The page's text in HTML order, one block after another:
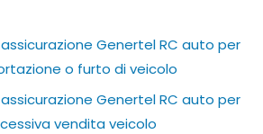
Genertel RC auto per
o furto di veicolo
Genertel RC auto per
vendita veicolo